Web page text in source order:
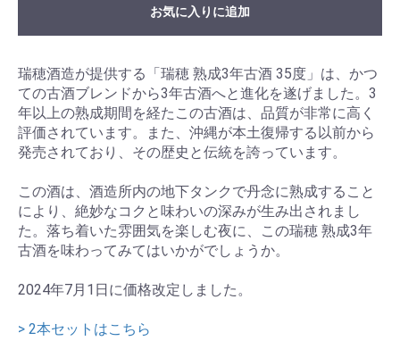
お気に入りに追加
瑞穂酒造が提供する「瑞穂 熟成3年古酒 35度」は、かつ
ての古酒ブレンドから3年古酒へと進化を遂げました。3
年以上の熟成期間を経たこの古酒は、品質が非常に高く
評価されています。また、沖縄が本土復帰する以前から
発売されており、その歴史と伝統を誇っています。
この酒は、酒造所内の地下タンクで丹念に熟成すること
により、絶妙なコクと味わいの深みが生み出されまし
た。落ち着いた雰囲気を楽しむ夜に、この瑞穂 熟成3年
古酒を味わってみてはいかがでしょうか。
2024年7月1日に価格改定しました。
> 2本セットはこちら